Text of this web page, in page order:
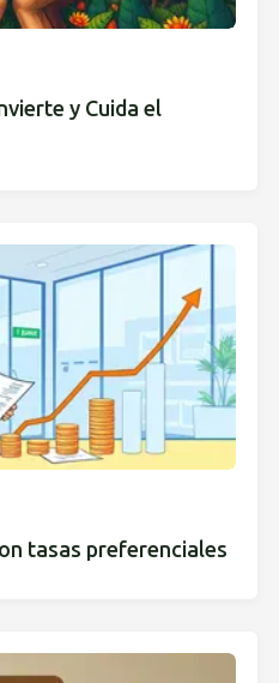
y Cuida el
tasas preferenciales